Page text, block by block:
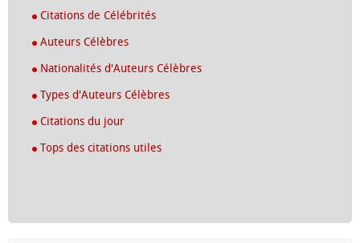
Citations de Célébrités
Auteurs Célèbres
Nationalités d'Auteurs Célèbres
Types d'Auteurs Célèbres
Citations du jour
Tops des citations utiles